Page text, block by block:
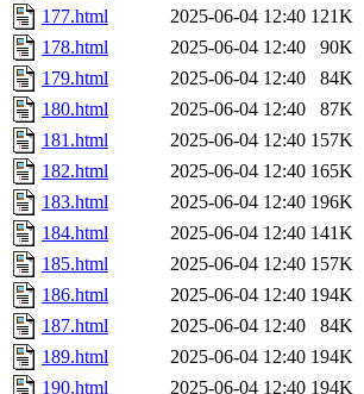
177.html
2025-06-04 12:40 121K
178.html
2025-06-04 12:40
90K
179.html
2025-06-04 12:40
84K
180.html
2025-06-04 12:40
87K
181.html
2025-06-04 12:40 157K
182.html
2025-06-04 12:40 165K
183.html
2025-06-04 12:40 196K
184.html
2025-06-04 12:40 141K
185.html
2025-06-04 12:40 157K
186.html
2025-06-04 12:40 194K
187.html
2025-06-04 12:40
84K
189.html
2025-06-04 12:40 194K
190.html
2025-06-04 12:40 194K